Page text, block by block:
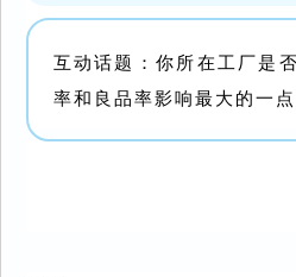
互动话题：你所在工厂是
率和良品率影响最大的一